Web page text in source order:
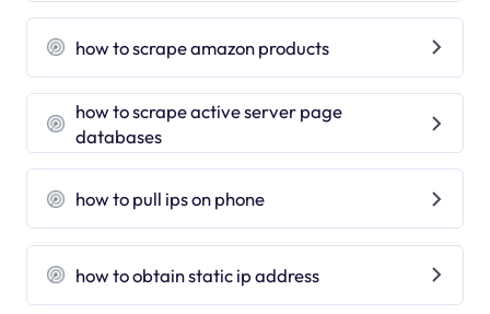
how to scrape amazon products
how to scrape active server page
databases
how to pull ips on phone
how to obtain static ip address